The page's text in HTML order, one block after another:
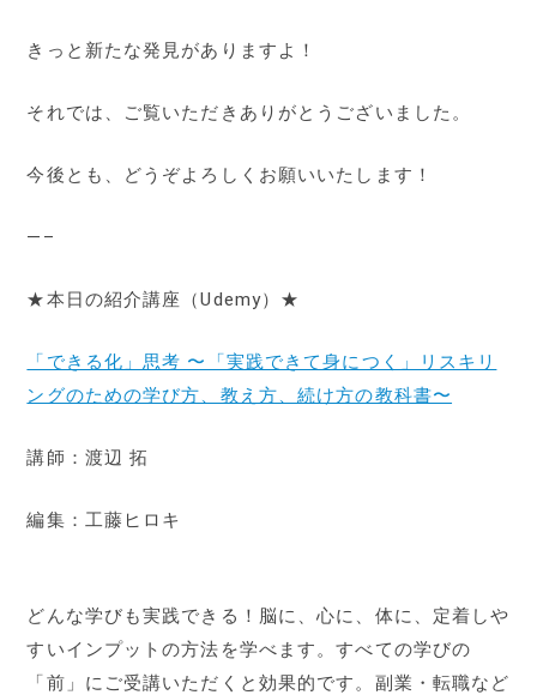
きっと新たな発見がありますよ！
それでは、ご覧いただきありがとうございました。
今後とも、どうぞよろしくお願いいたします！
—–
★本日の紹介講座（Udemy）★
「できる化」思考 〜「実践できて身につく」リスキリ
ングのための学び方、教え方、続け方の教科書〜
講師：渡辺 拓
編集：工藤ヒロキ
どんな学びも実践できる！脳に、心に、体に、定着しや
すいインプットの方法を学べます。すべての学びの
「前」にご受講いただくと効果的です。副業・転職など